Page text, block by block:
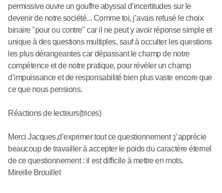
permissive ouvre un gouffre abyssal d’incertitudes sur le
devenir de notre société... Comme toi, j’avais refusé le choix
binaire "pour ou contre" car il ne peut y avoir réponse simple et
unique à des questions multiples, sauf à occulter les questions
les plus dérangeantes car dépassant le champ de notre
compétence et de notre pratique, pour révéler un champ
d’impuissance et de responsabilité bien plus vaste encore que
ce que nous pensions.
Réactions de lecteurs(trices)
Merci Jacques,d’exprimer tout ce questionnement :j’apprécie
beaucoup de travailler à accepter le poids du caractère éternel
de ce questionnement : il est difficile à mettre en mots.
Mireille Brouillet